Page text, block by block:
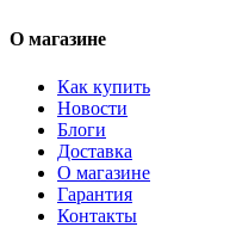
О магазине
Как купить
Новости
Блоги
Доставка
О магазине
Гарантия
Контакты